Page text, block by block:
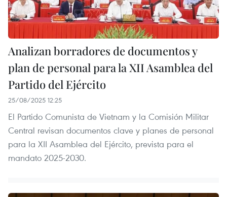
Analizan borradores de documentos y
plan de personal para la XII Asamblea del
Partido del Ejército
25/08/2025 12:25
El Partido Comunista de Vietnam y la Comisión Militar
Central revisan documentos clave y planes de personal
para la XII Asamblea del Ejército, prevista para el
mandato 2025-2030.